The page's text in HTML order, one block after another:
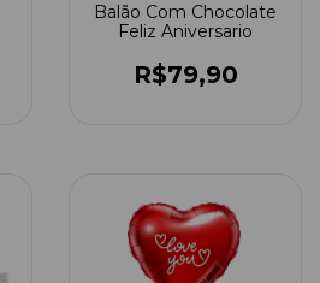
Balão Com Chocolate
Feliz Aniversario
R$79,90